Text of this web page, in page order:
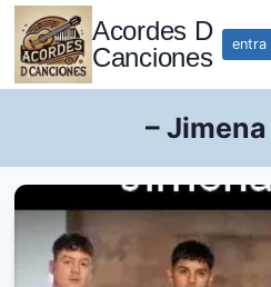
Saltar
contenido
Acordes D
Canciones
entra
–